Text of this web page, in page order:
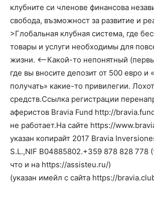
клубните си членове финансова
свобода, възможност за развитие и
>Глобальная клубная система, где
товары и услуги необходимы для
жизни. <--Какой-то непонятный
где вы вносите депозит от 500 евро и
получать» какие-то привилегии.
средств.Ссылка регистрации
аферистов Bravia Fund http://
не работает.На сайте https://
указан копирайт 2017 Bravia
S.L.,NIF B04885802.+359 878 828 778
что и на https://assisteu.ru/)
(указан имейл с сайта https://